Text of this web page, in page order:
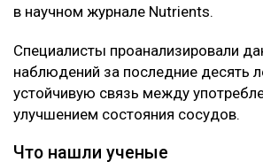
в научном журнале Nutrients.
Специалисты проанализировали
наблюдений за последние десять
устойчивую связь между
улучшением состояния сосудов.
Что нашли ученые